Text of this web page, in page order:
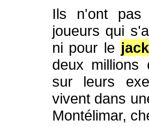
Ils n'ont pas
joueurs qui
ni pour le
deux millions
sur leurs
vivent dans
Montélimar,